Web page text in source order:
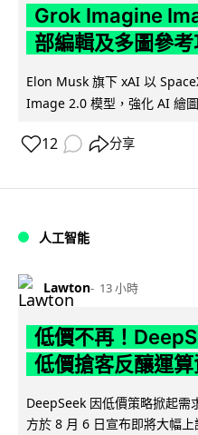
Grok Imagine
部編輯及多圖參
Elon Musk 旗下 xAI 以
Image 2.0 模型，強化 AI 繪
12 分享
人工智能
Lawton 13 小時
低價不再！
低價搶客反釀運
DeepSeek 因低價策略掀起需
方於 8 月 6 日宣布即將大幅